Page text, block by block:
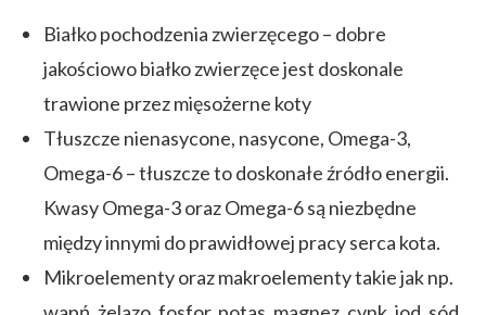
Białko pochodzenia zwierzęcego – dobre
jakościowo białko zwierzęce jest doskonale
trawione przez mięsożerne koty
Tłuszcze nienasycone, nasycone, Omega-3,
Omega-6 – tłuszcze to doskonałe źródło energii.
Kwasy Omega-3 oraz Omega-6 są niezbędne
między innymi do prawidłowej pracy serca kota.
Mikroelementy oraz makroelementy takie jak np.